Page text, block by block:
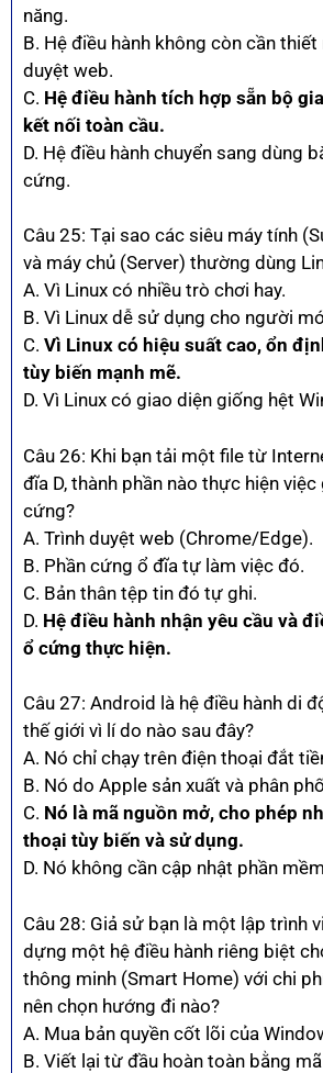
năng.
B. Hệ điều hành không còn cần
duyệt web.
C. Hệ điều hành tích hợp sẵn bộ
kết nối toàn cầu.
D. Hệ điều hành chuyển sang dùng
cứng.
Câu 25: Tại sao các siêu máy tính
và máy chủ (Server) thường dùng
A. Vì Linux có nhiều trò chơi hay.
B. Vì Linux dễ sử dụng cho người
C. Vì Linux có hiệu suất cao, ổn
tùy biến mạnh mẽ.
D. Vì Linux có giao diện giống hệt
Câu 26: Khi bạn tải một file từ
đĩa D, thành phần nào thực hiện
cứng?
A. Trình duyệt web (Chrome/Edge).
B. Phần cứng ổ đĩa tự làm việc đó.
C. Bản thân tệp tin đó tự ghi.
D. Hệ điều hành nhận yêu cầu và
ổ cứng thực hiện.
Câu 27: Android là hệ điều hành di
thế giới vì lí do nào sau đây?
A. Nó chỉ chạy trên điện thoại đắt
B. Nó do Apple sản xuất và phân
C. Nó là mã nguồn mở, cho phép
thoại tùy biến và sử dụng.
D. Nó không cần cập nhật phần
Câu 28: Giả sử bạn là một lập trình
dựng một hệ điều hành riêng biệt
thông minh (Smart Home) với chi
nên chọn hướng đi nào?
A. Mua bản quyền cốt lõi của
B. Viết lại từ đầu hoàn toàn bằng